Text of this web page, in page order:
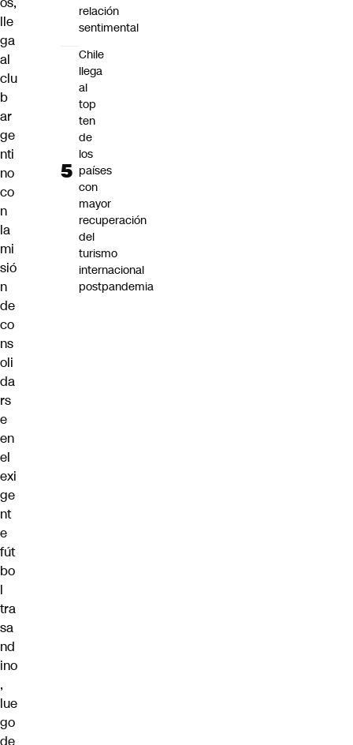
lle
ga
al
clu
b
ar
ge
nti
no
co
n
la
mi
sió
n
de
co
ns
oli
da
rs
e
en
el
exi
ge
nt
e
fút
bo
l
tra
sa
nd
ino
,
lue
go
de
relación
sentimental
Chile
llega
al
top
ten
de
los
países
con
mayor
recuperación
del
turismo
internacional
postpandemia